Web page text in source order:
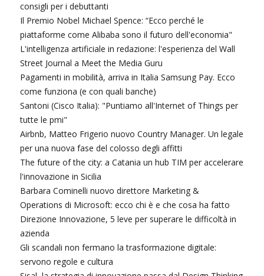
consigli per i debuttanti
Il Premio Nobel Michael Spence: “Ecco perché le
piattaforme come Alibaba sono il futuro dell'economia"
L'intelligenza artificiale in redazione: l'esperienza del Wall
Street Journal a Meet the Media Guru
Pagamenti in mobilità, arriva in Italia Samsung Pay. Ecco
come funziona (e con quali banche)
Santoni (Cisco Italia): "Puntiamo all'Internet of Things per
tutte le pmi"
Airbnb, Matteo Frigerio nuovo Country Manager. Un legale
per una nuova fase del colosso degli affitti
The future of the city: a Catania un hub TIM per accelerare
l'innovazione in Sicilia
Barbara Cominelli nuovo direttore Marketing &
Operations di Microsoft: ecco chi è e che cosa ha fatto
Direzione Innovazione, 5 leve per superare le difficoltà in
azienda
Gli scandali non fermano la trasformazione digitale:
servono regole e cultura